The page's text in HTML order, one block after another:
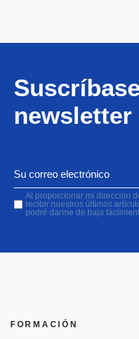
newsletter
Al proporcionar mi dirección
recibir nuestros últimos
podré darme de baja
FORMACIÓN